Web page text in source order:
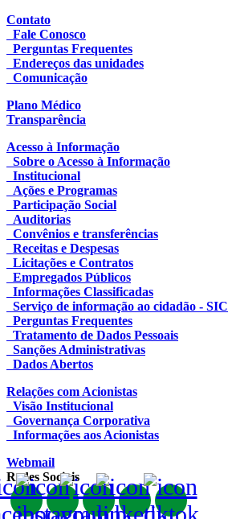
Contato
Fale Conosco
Perguntas Frequentes
Endereços das unidades
Comunicação
Plano Médico
Transparência
Acesso à Informação
Sobre o Acesso à Informação
Institucional
Ações e Programas
Participação Social
Auditorias
Convênios e transferências
Receitas e Despesas
Licitações e Contratos
Empregados Públicos
Informações Classificadas
Serviço de informação ao cidadão - SIC
Perguntas Frequentes
Tratamento de Dados Pessoais
Sanções Administrativas
Dados Abertos
Relações com Acionistas
Visão Institucional
Governança Corporativa
Informações aos Acionistas
Webmail
Redes Sociais